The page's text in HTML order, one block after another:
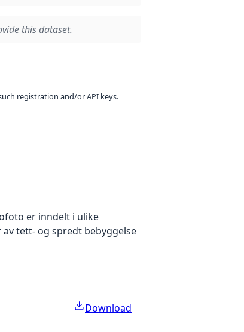
this dataset.
registration and/or API keys.
er inndelt i ulike
tett- og spredt bebyggelse
Download